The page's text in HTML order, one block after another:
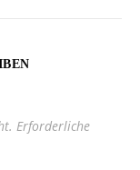
Erforderliche